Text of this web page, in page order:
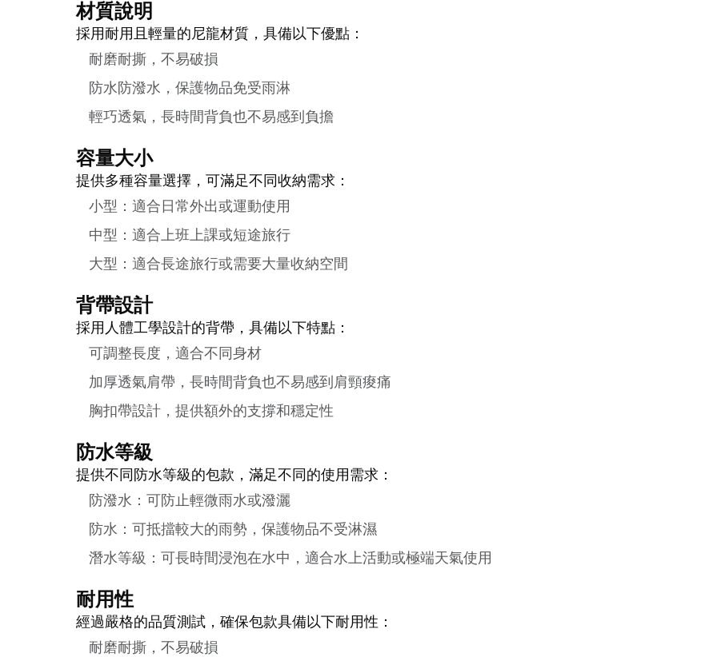
材質說明
採用耐用且輕量的尼龍材質，具備以下優點：
耐磨耐撕，不易破損
防水防潑水，保護物品免受雨淋
輕巧透氣，長時間背負也不易感到負擔
容量大小
提供多種容量選擇，可滿足不同收納需求：
小型：適合日常外出或運動使用
中型：適合上班上課或短途旅行
大型：適合長途旅行或需要大量收納空間
背帶設計
採用人體工學設計的背帶，具備以下特點：
可調整長度，適合不同身材
加厚透氣肩帶，長時間背負也不易感到肩頸痠痛
胸扣帶設計，提供額外的支撐和穩定性
防水等級
提供不同防水等級的包款，滿足不同的使用需求：
防潑水：可防止輕微雨水或潑灑
防水：可抵擋較大的雨勢，保護物品不受淋濕
潛水等級：可長時間浸泡在水中，適合水上活動或極端天氣使用
耐用性
經過嚴格的品質測試，確保包款具備以下耐用性：
耐磨耐撕，不易破損